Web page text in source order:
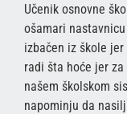
Učenik osnovne
ošamari
izbačen iz škole
radi šta hoće jer
našem školskom
napominju da